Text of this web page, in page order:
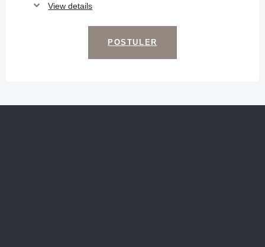
View details
POSTULER